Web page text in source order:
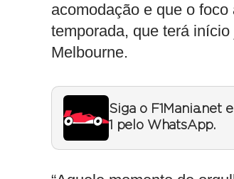
acomodação e que o
temporada, que terá
Melbourne.
Siga o F1Mania.net
1 pelo WhatsApp.